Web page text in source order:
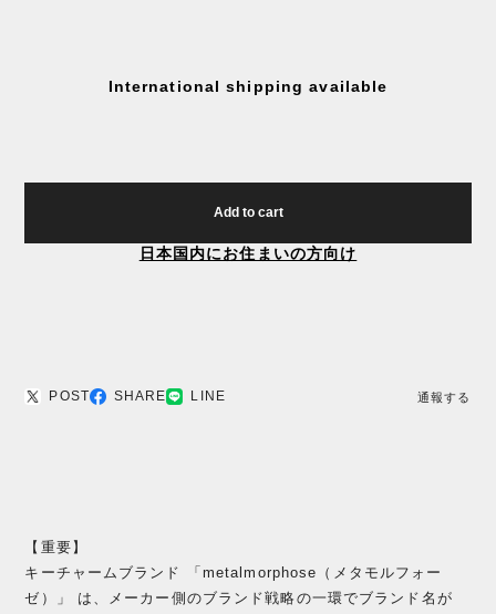
International shipping available
Add to cart
日本国内にお住まいの方向け
POST SHARE LINE 通報する
【重要】
キーチャームブランド 「metalmorphose（メタモルフォー
ゼ）」 は、メーカー側のブランド戦略の一環でブランド名が